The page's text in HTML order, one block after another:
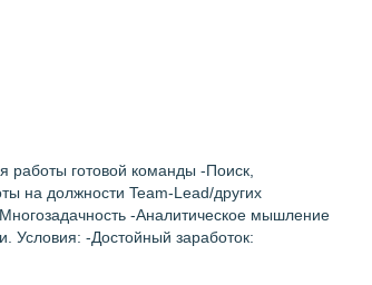
работы готовой команды -Поиск,
на должности Team-Lead/других
-Аналитическое мышление
Условия: -Достойный заработок: